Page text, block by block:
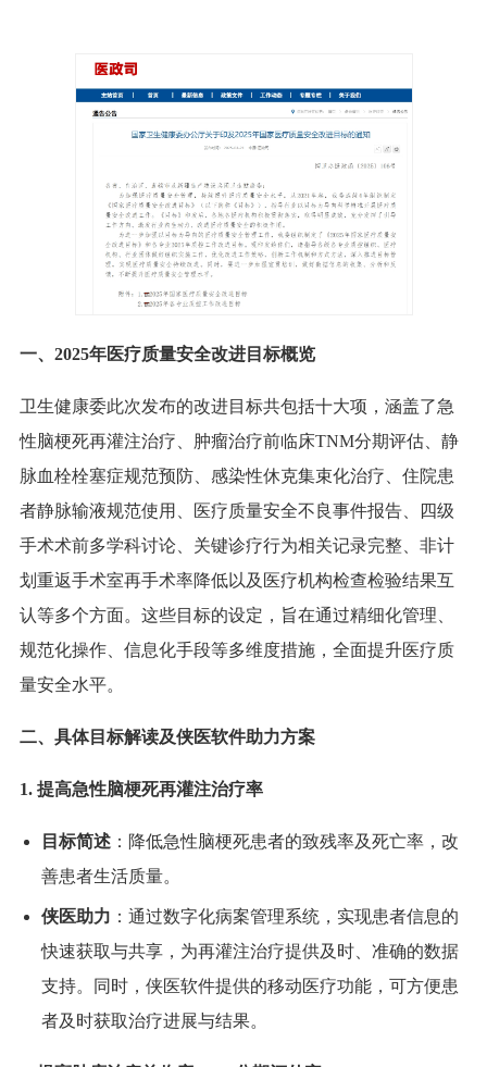
一、2025年医疗质量安全改进目标概览
卫生健康委此次发布的改进目标共包括十大项，涵盖了急
性脑梗死再灌注治疗、肿瘤治疗前临床TNM分期评估、静
脉血栓栓塞症规范预防、感染性休克集束化治疗、住院患
者静脉输液规范使用、医疗质量安全不良事件报告、四级
手术术前多学科讨论、关键诊疗行为相关记录完整、非计
划重返手术室再手术率降低以及医疗机构检查检验结果互
认等多个方面。这些目标的设定，旨在通过精细化管理、
规范化操作、信息化手段等多维度措施，全面提升医疗质
量安全水平。
二、具体目标解读及侠医软件助力方案
1. 提高急性脑梗死再灌注治疗率
目标简述 ：降低急性脑梗死患者的致残率及死亡率，改
善患者生活质量。
侠医助力 ：通过数字化病案管理系统，实现患者信息的
快速获取与共享，为再灌注治疗提供及时、准确的数据
支持。同时，侠医软件提供的移动医疗功能，可方便患
者及时获取治疗进展与结果。